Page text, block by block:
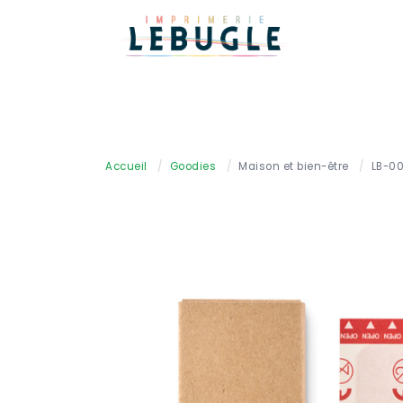
Accueil / Goodies / Maison et bien-être / LB-